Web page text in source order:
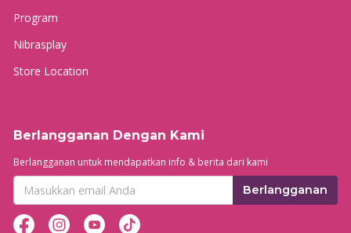
Program
Nibrasplay
Store Location
Berlangganan Dengan Kami
Berlangganan untuk mendapatkan info & berita dari kami
Berlangganan